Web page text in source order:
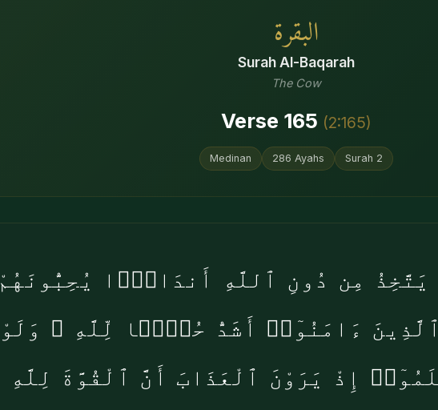
البقرة
Surah Al-Baqarah
The Cow
Verse 165 (2:165)
Medinan 286 Ayahs Surah 2
يَتَّخِذُ مِن دُونِ ٱللَّهِ أَندَادًۭا يُحِبُّونَهُمْ
ءَامَنُوٓا۟ أَشَدُّ حُبًّۭا لِّلَّهِ ۗ وَلَوْ
إِذْ يَرَوْنَ ٱلْعَذَابَ أَنَّ ٱلْقُوَّةَ لِلَّهِ